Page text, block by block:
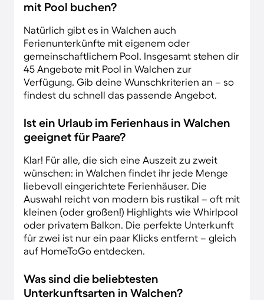
mit Pool buchen?
Natürlich gibt es in Walchen auch
Ferienunterkünfte mit eigenem oder
gemeinschaftlichem Pool. Insgesamt stehen dir
45 Angebote mit Pool in Walchen zur
Verfügung. Gib deine Wunschkriterien an – so
findest du schnell das passende Angebot.
Ist ein Urlaub im Ferienhaus in Walchen
geeignet für Paare?
Klar! Für alle, die sich eine Auszeit zu zweit
wünschen: in Walchen findet ihr jede Menge
liebevoll eingerichtete Ferienhäuser. Die
Auswahl reicht von modern bis rustikal – oft mit
kleinen (oder großen!) Highlights wie Whirlpool
oder privatem Balkon. Die perfekte Unterkunft
für zwei ist nur ein paar Klicks entfernt – gleich
auf HomeToGo entdecken.
Was sind die beliebtesten
Unterkunftsarten in Walchen?